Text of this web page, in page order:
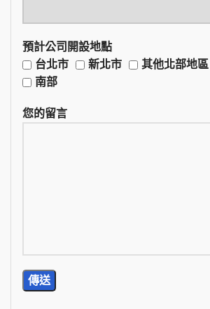
預計公司開設地點
台北市
新北市 其他北部地區
南部
您的留言